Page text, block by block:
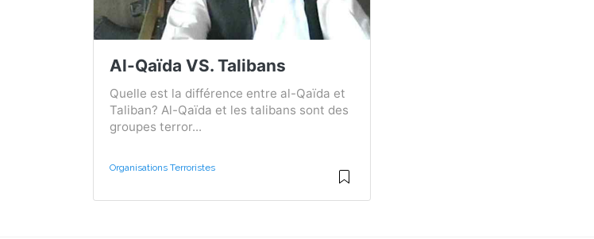
Al-Qaïda VS. Talibans
Quelle est la différence entre al-Qaïda et
Taliban? Al-Qaïda et les talibans sont des
groupes terror...
Organisations Terroristes